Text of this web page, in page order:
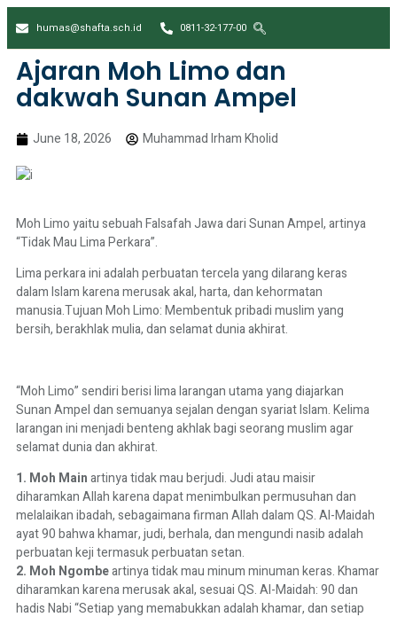
humas@shafta.sch.id 0811-32-177-00
Ajaran Moh Limo dan
dakwah Sunan Ampel
June 18, 2026 Muhammad Irham Kholid
Moh Limo yaitu sebuah Falsafah Jawa dari Sunan Ampel, artinya
“Tidak Mau Lima Perkara”.
Lima perkara ini adalah perbuatan tercela yang dilarang keras
dalam Islam karena merusak akal, harta, dan kehormatan
manusia.Tujuan Moh Limo: Membentuk pribadi muslim yang
bersih, berakhlak mulia, dan selamat dunia akhirat.
“Moh Limo” sendiri berisi lima larangan utama yang diajarkan
Sunan Ampel dan semuanya sejalan dengan syariat Islam. Kelima
larangan ini menjadi benteng akhlak bagi seorang muslim agar
selamat dunia dan akhirat.
1. Moh Mainartinya tidak mau berjudi. Judi atau maisir
diharamkan Allah karena dapat menimbulkan permusuhan dan
melalaikan ibadah, sebagaimana firman Allah dalam QS. Al-Maidah
ayat 90 bahwa khamar, judi, berhala, dan mengundi nasib adalah
perbuatan keji termasuk perbuatan setan.
2. Moh Ngombeartinya tidak mau minum minuman keras. Khamar
diharamkan karena merusak akal, sesuai QS. Al-Maidah: 90 dan
hadis Nabi “Setiap yang memabukkan adalah khamar, dan setiap